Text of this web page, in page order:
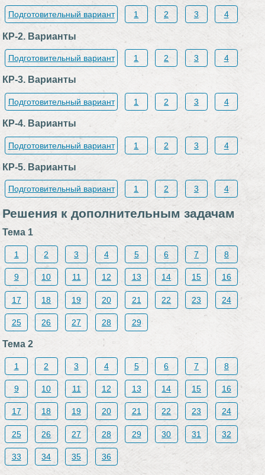
Подготовительный вариант 1 2 3 4
КР-2. Варианты
Подготовительный вариант 1 2 3 4
КР-3. Варианты
Подготовительный вариант 1 2 3 4
КР-4. Варианты
Подготовительный вариант 1 2 3 4
КР-5. Варианты
Подготовительный вариант 1 2 3 4
Решения к дополнительным задачам
Тема 1
1 2 3 4 5 6 7 8
9 10 11 12 13 14 15 16
17 18 19 20 21 22 23 24
25 26 27 28 29
Тема 2
1 2 3 4 5 6 7 8
9 10 11 12 13 14 15 16
17 18 19 20 21 22 23 24
25 26 27 28 29 30 31 32
33 34 35 36